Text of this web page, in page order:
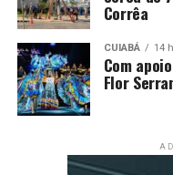
Corrêa
CUIABÁ 14
Com
Flor